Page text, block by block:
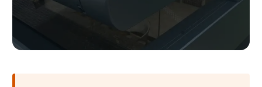
States